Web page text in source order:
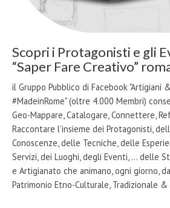
Scopri i Protagonisti e gli
“Saper Fare Creativo”
il Gruppo Pubblico di Facebook "Artigiani
#MadeinRome" (oltre 4.000 Membri)
Geo-Mappare, Catalogare, Connettere,
Raccontare l’insieme dei Protagonisti,
Conoscenze, delle Tecniche, delle
Servizi, dei Luoghi, degli Eventi, … delle
e Artigianato che animano, ogni giorno,
Patrimonio Etno-Culturale, Tradizionale